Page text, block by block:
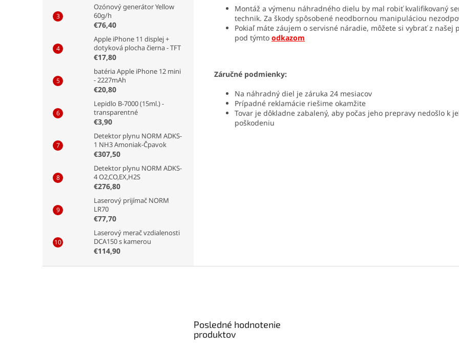
Ozónový generátor Yellow
60g/h
€76,40
Apple iPhone 11 displej +
dotyková plocha čierna - TFT
€17,80
batéria Apple iPhone 12 mini
- 2227mAh
€20,80
Lepidlo B-7000 (15ml.) -
transparentné
€3,90
Detektor plynu NORM ADKS-
1 NH3 Amoniak-Čpavok
€307,50
Detektor plynu NORM ADKS-
4 O2,CO,EX,H2S
€276,80
Laserový prijímač NORM
LR70
€77,70
Laserový merač vzdialenosti
DCA150 s kamerou
€114,90
Montáž a výmenu náhradného dielu by mal robiť kvalifikovaný
technik. Za škody spôsobené neodbornou manipuláciou
Pokiaľ máte záujem o servisné náradie, môžete si vybrať z našej
pod týmto odkazom
Záručné podmienky:
Na náhradný diel je záruka 24 mesiacov
Prípadné reklamácie riešime okamžite
Tovar je dôkladne zabalený, aby počas jeho prepravy nedošlo k
poškodeniu
Posledné hodnotenie
produktov